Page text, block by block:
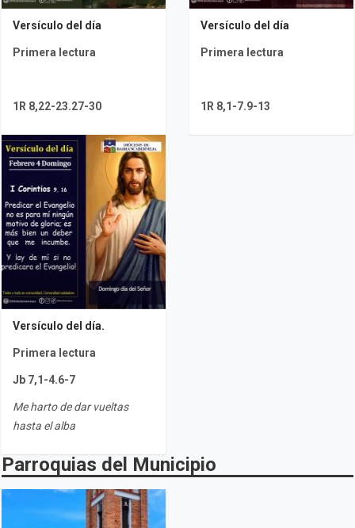
Versículo del día
Primera lectura
1R 8,22-23.27-30
Versículo del día
Primera lectura
1R 8,1-7.9-13
Versículo del día.
Primera lectura
Jb 7,1-4.6-7
Me harto de dar vueltas
hasta el alba
Parroquias del Municipio